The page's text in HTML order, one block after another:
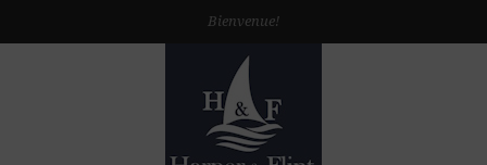
Bienvenue!